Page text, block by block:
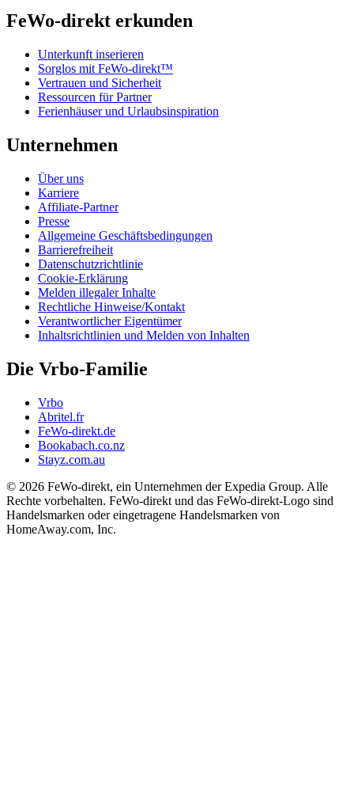
FeWo-direkt erkunden
Unterkunft inserieren
Sorglos mit FeWo-direkt™
Vertrauen und Sicherheit
Ressourcen für Partner
Ferienhäuser und Urlaubsinspiration
Unternehmen
Über uns
Karriere
Affiliate-Partner
Presse
Allgemeine Geschäftsbedingungen
Barrierefreiheit
Datenschutzrichtlinie
Cookie-Erklärung
Melden illegaler Inhalte
Rechtliche Hinweise/Kontakt
Verantwortlicher Eigentümer
Inhaltsrichtlinien und Melden von Inhalten
Die Vrbo-Familie
Vrbo
Abritel.fr
FeWo-direkt.de
Bookabach.co.nz
Stayz.com.au
© 2026 FeWo-direkt, ein Unternehmen der Expedia Group. Alle
Rechte vorbehalten. FeWo-direkt und das FeWo-direkt-Logo sind
Handelsmarken oder eingetragene Handelsmarken von
HomeAway.com, Inc.